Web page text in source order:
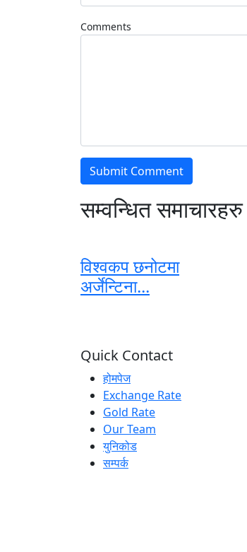
Comments
सम्वन्धित समाचारहरु
विश्वकप छनोटमा
अर्जेन्टिना...
Quick Contact
होमपेज
Exchange Rate
Gold Rate
Our Team
युनिकोड
सम्पर्क